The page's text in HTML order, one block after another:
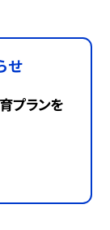
せ
プランを